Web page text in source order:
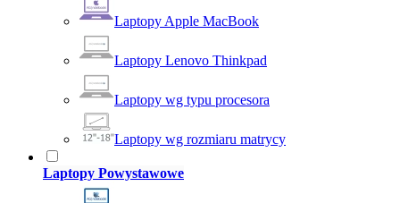
Laptopy Apple MacBook
Laptopy Lenovo Thinkpad
Laptopy wg typu procesora
Laptopy wg rozmiaru matrycy
Laptopy Powystawowe